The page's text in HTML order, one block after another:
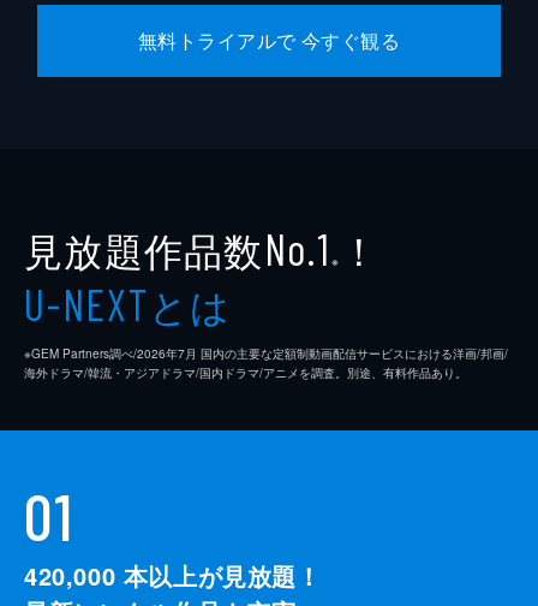
無料トライアルで 今すぐ観る
見放題作品数No.1 ※ ！
U-NEXTとは
※GEM Partners調べ/2026年7⽉ 国内の主要な定額制動画配信サービスにおける洋画/邦画/
海外ドラマ/韓流・アジアドラマ/国内ドラマ/アニメを調査。別途、有料作品あり。
01
420,000 本以上が見放題！